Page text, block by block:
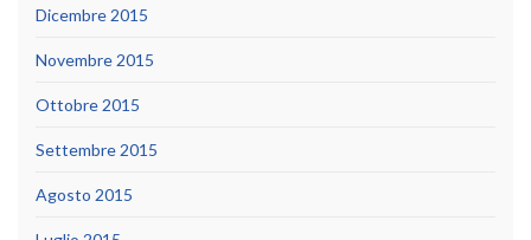
Dicembre 2015
Novembre 2015
Ottobre 2015
Settembre 2015
Agosto 2015